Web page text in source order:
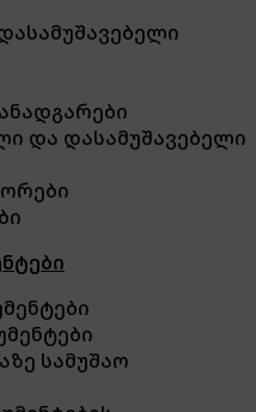
და დასამუშავებელი
სამუშაო